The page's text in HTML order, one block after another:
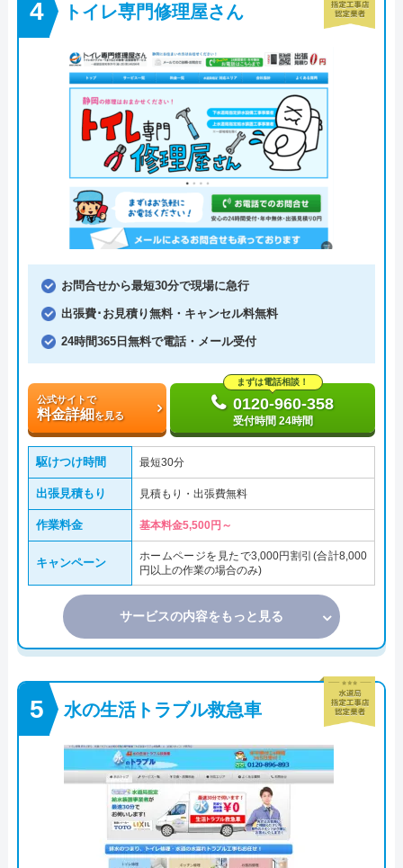
トイレ専門修理屋さん
お問合せから最短30分で現場に急行
出張費･お見積り無料・キャンセル料無料
24時間365日無料で電話・メール受付
公式サイトで
料金詳細を見る
まずは電話相談！
0120-960-358
受付時間 24時間
駆けつけ時間 最短30分
出張見積もり 見積もり・出張費無料
作業料金 基本料金5,500円～
キャンペーン
ホームページを見たで3,000円割引(合計8,000
円以上の作業の場合のみ)
サービスの内容をもっと見る
水の生活トラブル救急車